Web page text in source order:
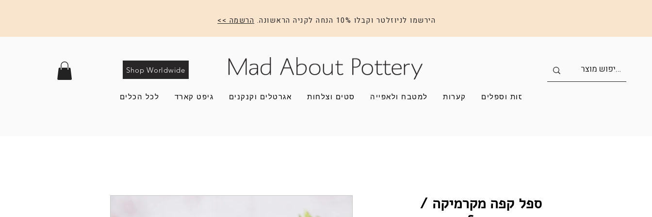
הירשמו לניוזלטר וקבלו 10% הנחה לקניה הראשונה. הרשמה >>
Shop Worldwide
כוסות וספלים קערות למטבח ולאפייה סטים וצלחות אגרטלים וקנקנים גיפט קארד לכל הכלים
ספל קפה מקרמיקה /